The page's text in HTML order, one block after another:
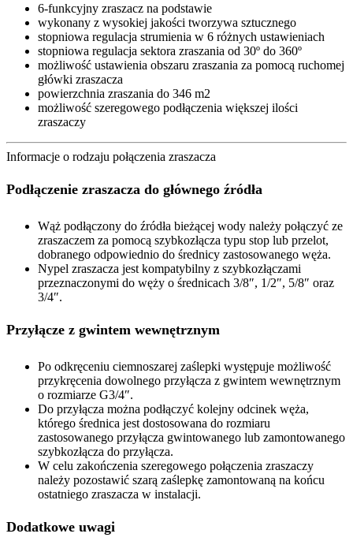
6-funkcyjny zraszacz na podstawie
wykonany z wysokiej jakości tworzywa sztucznego
stopniowa regulacja strumienia w 6 różnych ustawieniach
stopniowa regulacja sektora zraszania od 30º do 360º
możliwość ustawienia obszaru zraszania za pomocą ruchomej
główki zraszacza
powierzchnia zraszania do 346 m2
możliwość szeregowego podłączenia większej ilości
zraszaczy
Informacje o rodzaju połączenia zraszacza
Podłączenie zraszacza do głównego źródła
Wąż podłączony do źródła bieżącej wody należy połączyć ze
zraszaczem za pomocą szybkozłącza typu stop lub przelot,
dobranego odpowiednio do średnicy zastosowanego węża.
Nypel zraszacza jest kompatybilny z szybkozłączami
przeznaczonymi do węży o średnicach 3/8″, 1/2″, 5/8″ oraz
3/4″.
Przyłącze z gwintem wewnętrznym
Po odkręceniu ciemnoszarej zaślepki występuje możliwość
przykręcenia dowolnego przyłącza z gwintem wewnętrznym
o rozmiarze G3/4″.
Do przyłącza można podłączyć kolejny odcinek węża,
którego średnica jest dostosowana do rozmiaru
zastosowanego przyłącza gwintowanego lub zamontowanego
szybkozłącza do przyłącza.
W celu zakończenia szeregowego połączenia zraszaczy
należy pozostawić szarą zaślepkę zamontowaną na końcu
ostatniego zraszacza w instalacji.
Dodatkowe uwagi